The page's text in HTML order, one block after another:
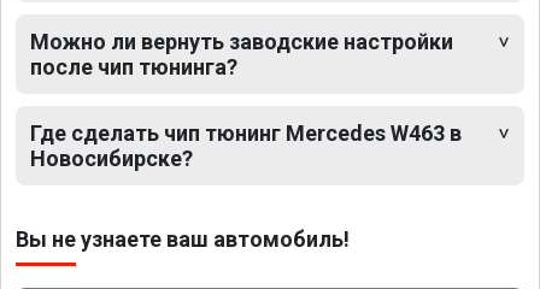
Можно ли вернуть заводские настройки
после чип тюнинга?
Где сделать чип тюнинг Mercedes W463 в
Новосибирске?
Вы не узнаете ваш автомобиль!